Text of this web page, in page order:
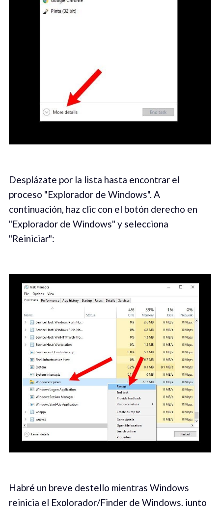
Desplázate por la lista hasta encontrar el
proceso "Explorador de Windows". A
continuación, haz clic con el botón derecho en
"Explorador de Windows" y selecciona
"Reiniciar":
Habré un breve destello mientras Windows
reinicia el Explorador/Finder de Windows, junto